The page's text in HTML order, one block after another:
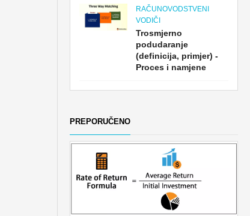
RAČUNOVODSTVENI
VODIČI
Trosmjerno
podudaranje
(definicija, primjer) -
Proces i namjene
PREPORUČENO